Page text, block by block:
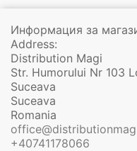
Информация за
Address:
Distribution Magi
Str. Humorului Nr 103
Suceava
Suceava
Romania
+40741178066